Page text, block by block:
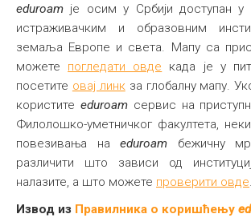
eduroam је осим у Србији доступан у
истраживачким и образовним
земаља Европе и света. Мапу са
можете погледати овде када је у
посетите овај линкза глобалну мапу.
користите eduroamсервис на
Филолошко-уметничког факултета,
повезивања на eduroam бежичну
различити што зависи од
налазите, а што можете проверити овде.
Извод из Правилника о коришћењу